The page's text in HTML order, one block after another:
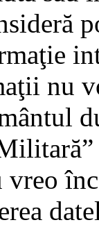
nu